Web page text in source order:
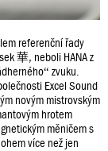
referenční řady
華, neboli HANA z
zvuku.
Excel Sound
novým mistrovským
hrotem
měničem s
více než jen